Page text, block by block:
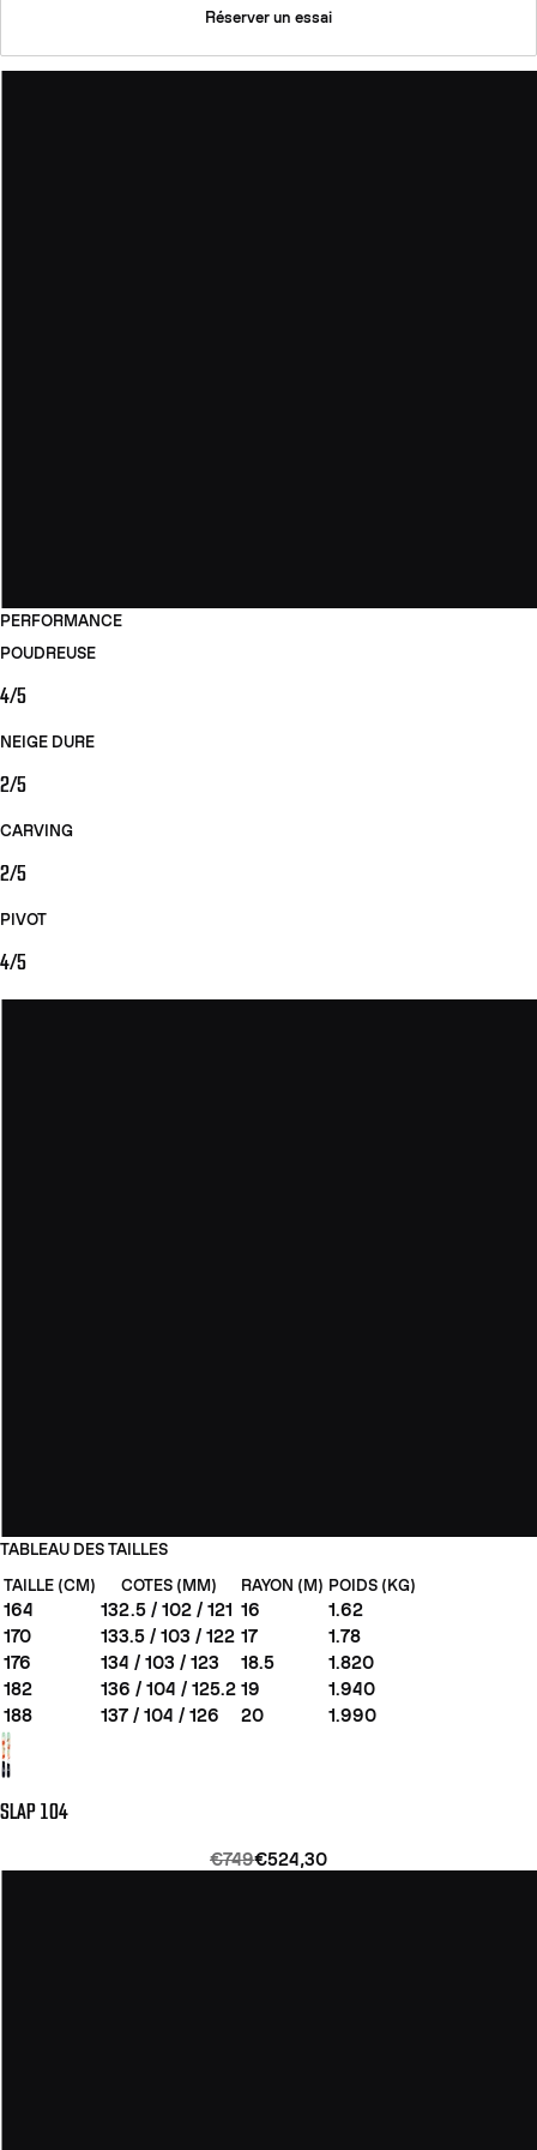
Réserver un essai
PERFORMANCE
POUDREUSE
4/5
NEIGE DURE
2/5
CARVING
2/5
PIVOT
4/5
TABLEAU DES TAILLES
TAILLE (CM)
COTES (MM) RAYON (M) POIDS (KG)
164 132.5 / 102 / 121 16
1.62
170
133.5 / 103 / 122 17
1.78
176
134 / 103 / 123 18.5
1.820
182
136 / 104 / 125.2 19
1.940
188
137 / 104 / 126 20 1.990
SLAP 104
€749€524,30